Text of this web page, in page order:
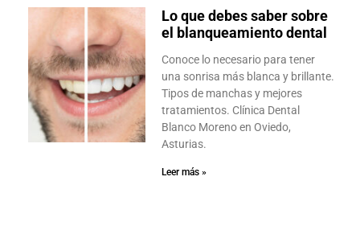
Lo que debes saber sobre
el blanqueamiento dental
Conoce lo necesario para tener
una sonrisa más blanca y brillante.
Tipos de manchas y mejores
tratamientos. Clínica Dental
Blanco Moreno en Oviedo,
Asturias.
Leer más »